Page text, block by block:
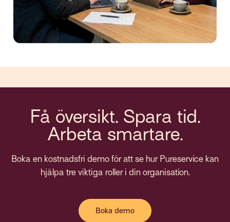
Få översikt. Spara tid.
Arbeta smartare.
Boka en kostnadsfri demo för att se hur Pureservice kan
hjälpa tre viktiga roller i din organisation.
Boka demo